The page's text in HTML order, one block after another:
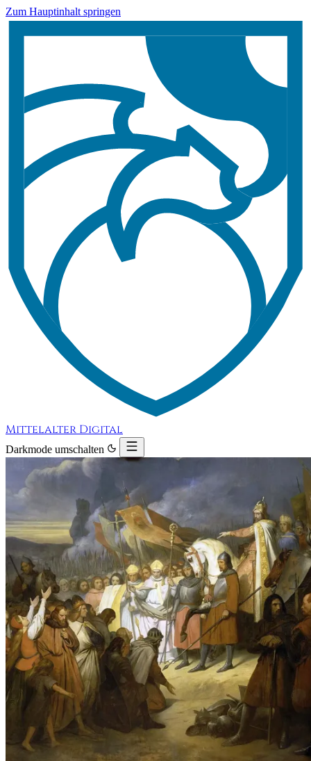
Zum Hauptinhalt springen
Mittelalter Digital
Darkmode umschalten